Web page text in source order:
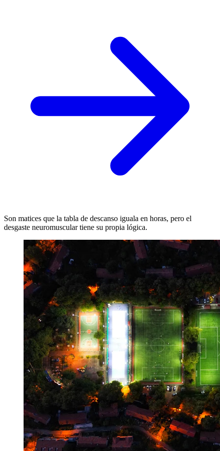
Son matices que la tabla de descanso iguala en horas, pero el
desgaste neuromuscular tiene su propia lógica.